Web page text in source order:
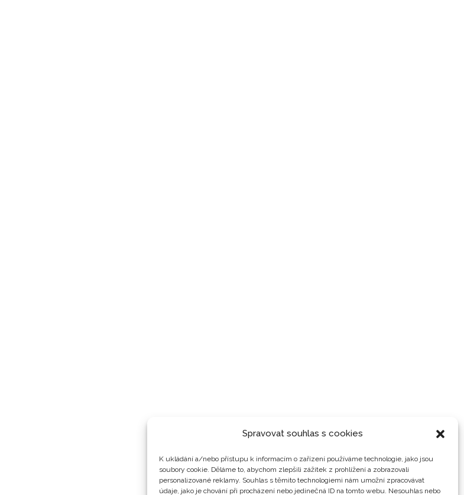
Spravovat souhlas s cookies
K ukládání a/nebo přístupu k informacím o zařízení používáme technologie, jako jsou
soubory cookie. Děláme to, abychom zlepšili zážitek z prohlížení a zobrazovali
personalizované reklamy. Souhlas s těmito technologiemi nám umožní zpracovávat
údaje, jako je chování při procházení nebo jedinečná ID na tomto webu. Nesouhlas nebo